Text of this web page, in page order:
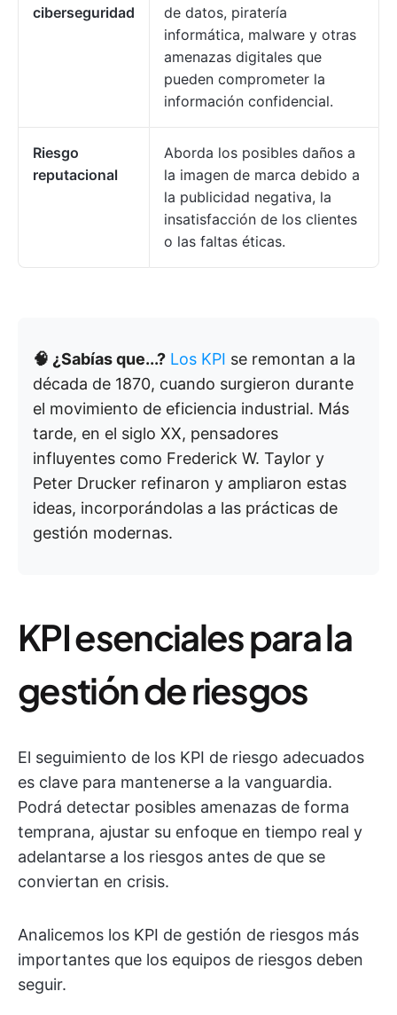
ciberseguridad
de datos, piratería
informática, malware y otras
amenazas digitales que
pueden comprometer la
información confidencial.
Riesgo
reputacional
Aborda los posibles daños a
la imagen de marca debido a
la publicidad negativa, la
insatisfacción de los clientes
o las faltas éticas.
🧠 ¿Sabías que...? Los KPI se remontan a la
década de 1870, cuando surgieron durante
el movimiento de eficiencia industrial. Más
tarde, en el siglo XX, pensadores
influyentes como Frederick W. Taylor y
Peter Drucker refinaron y ampliaron estas
ideas, incorporándolas a las prácticas de
gestión modernas.
KPI esenciales para la
gestión de riesgos
El seguimiento de los KPI de riesgo adecuados
es clave para mantenerse a la vanguardia.
Podrá detectar posibles amenazas de forma
temprana, ajustar su enfoque en tiempo real y
adelantarse a los riesgos antes de que se
conviertan en crisis.
Analicemos los KPI de gestión de riesgos más
importantes que los equipos de riesgos deben
seguir.